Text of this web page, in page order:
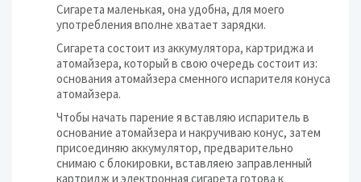
Сигарета маленькая, она удобна, для моего
употребления вполне хватает зарядки.
Сигарета состоит из аккумулятора, картриджа и
атомайзера, который в свою очередь состоит из:
основания атомайзера сменного испарителя конуса
атомайзера.
Чтобы начать парение я вставляю испаритель в
основание атомайзера и накручиваю конус, затем
присоединяю аккумулятор, предварительно
снимаю с блокировки, вставляею заправленный
картридж и электронная сигарета готова к